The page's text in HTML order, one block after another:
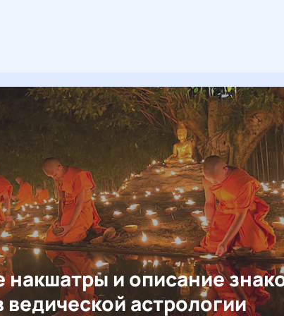
накшатры и описание
ведической астрологии